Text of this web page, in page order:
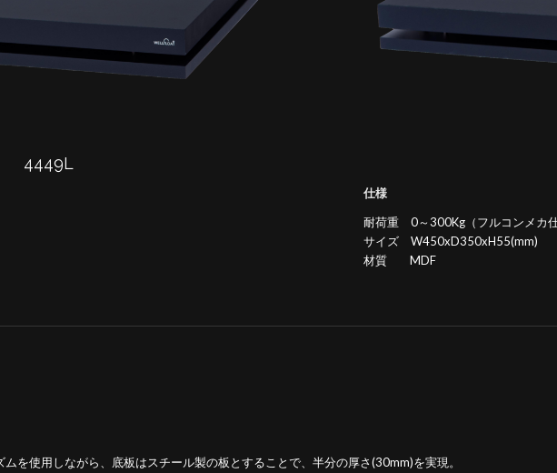
4449L
仕様
耐荷重 0～300Kg（フルコンメカ仕
サイズ W450xD350xH55(mm)
材質 MDF
を使用しながら、底板はスチール製の板とすることで、半分の厚さ(30mm)を実現。